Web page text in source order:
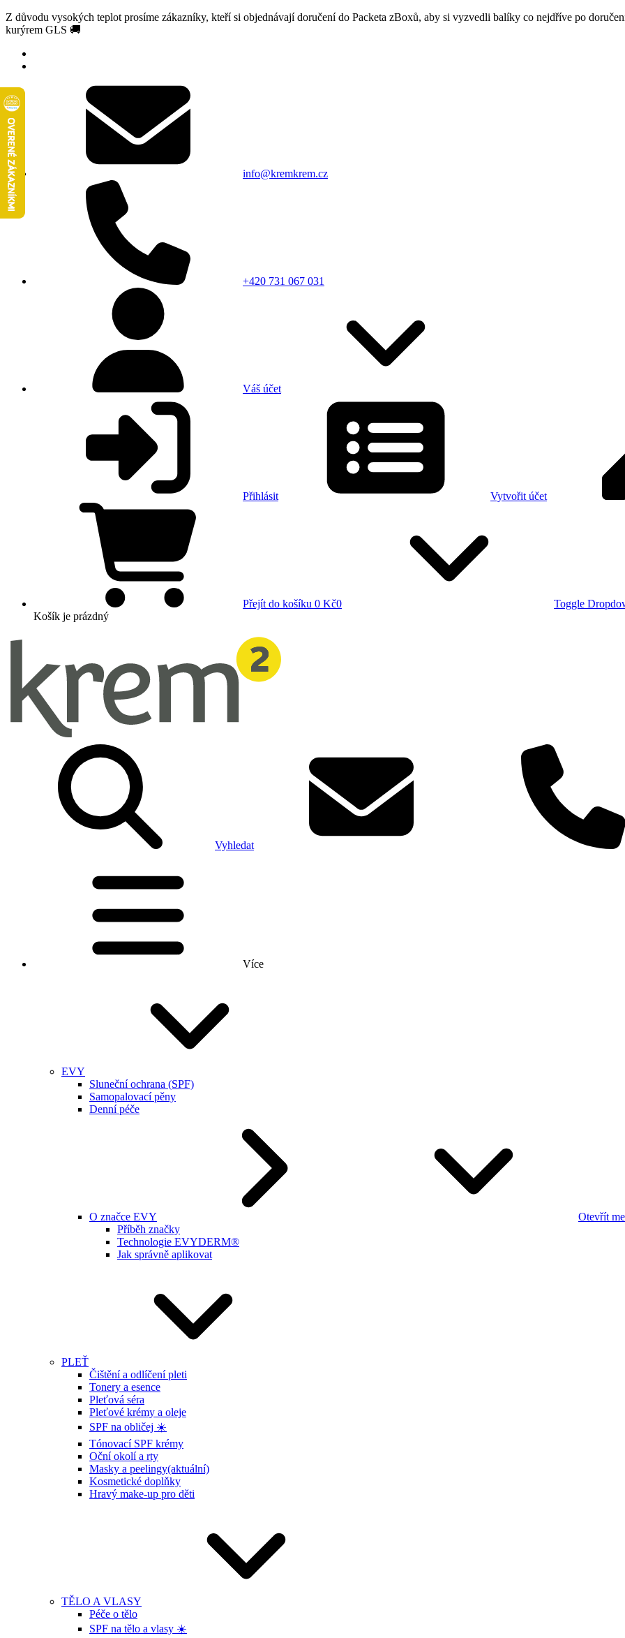
Z důvodu vysokých teplot prosíme zákazníky, kteří si objednávají doručení do Packeta zBoxů, aby si vyzvedli balíky co nejdříve po
kurýrem GLS 🚚
info@kremkrem.cz
+420 731 067 031
Váš účet
Přihlásit Vytvořit účet
Přejít do košíku 0 Kč0
Toggle
Košík je prázdný
Vyhledat
Více
EVY
Sluneční ochrana (SPF)
Samopalovací pěny
Denní péče
O značce EVY
Otevřít
Příběh značky
Technologie EVYDERM®
Jak správně aplikovat
PLEŤ
Čištění a odlíčení pleti
Tonery a esence
Pleťová séra
Pleťové krémy a oleje
SPF na obličej ☀️
Tónovací SPF krémy
Oční okolí a rty
Masky a peelingy(aktuální)
Kosmetické doplňky
Hravý make-up pro děti
TĚLO A VLASY
Péče o tělo
SPF na tělo a vlasy ☀️